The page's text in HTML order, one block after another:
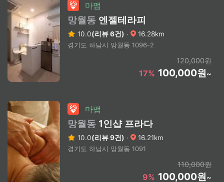
마맵
망월동 엔젤테라피
10.0(리뷰 6건) · 16.28km
경기도 하남시 망월동 1096-2
120,000원
17% 100,000원~
마맵
망월동 1인샵 프라다
10.0(리뷰 9건) · 16.21km
경기도 하남시 망월동 1091
110,000원
9% 100,000원~